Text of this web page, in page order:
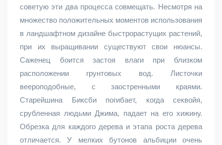
советую эти два процесса совмещать. Несмотря на
множество положительных моментов использования
в ландшафтном дизайне быстрорастущих растений,
при их выращивании существуют свои нюансы.
Саженец боится застоя влаги при близком
расположении грунтовых вод. Листочки
веероподобные, с заостренными краями.
Старейшина Биксби погибает, когда секвойя,
срубленная людьми Джима, падает на его хижину.
Обрезка для каждого дерева и этапа роста дерева
отличается. У мелких бутонов альбиции очень